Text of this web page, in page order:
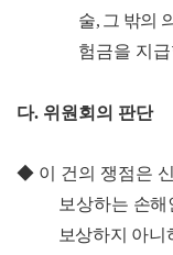
술, 그 밖의
험금을 지
다. 위원회의 판단
◆ 이 건의 쟁점은
보상하는 손해
보상하지 아니